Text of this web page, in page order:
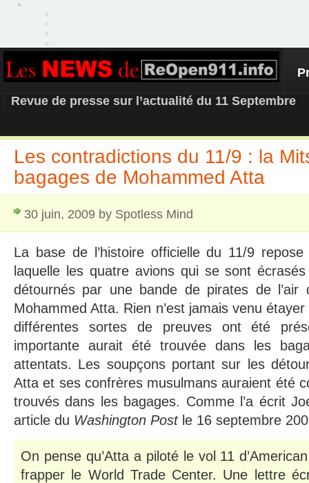
REOPEN911 – NEWS
Revue de presse sur l’actualité du 11 Septembre
Les contradictions du 11/9 : la
bagages de Mohammed Atta
30 juin, 2009 by Spotless Mind
La base de l’histoire officielle du 11/9 repose
laquelle les quatre avions qui se sont
détournés par une bande de pirates de l’air
Mohammed Atta. Rien n’est jamais venu
différentes sortes de preuves ont été
importante aurait été trouvée dans les
attentats. Les soupçons portant sur les
Atta et ses confrères musulmans auraient été
trouvés dans les bagages. Comme l’a écrit
article du Washington Postle 16 septembre
On pense qu’Atta a piloté le vol 11
frapper le World Trade Center. Une lettre